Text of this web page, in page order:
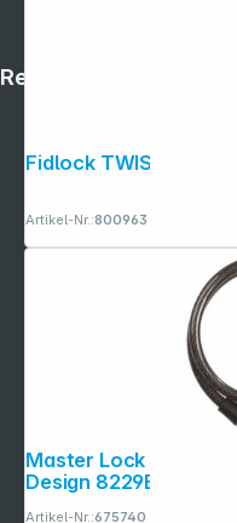
Fidlock TWIST bike
Artikel-Nr.:800963
Master Lock Kabelschloss 12mm
Design 8229EURDPRO
Artikel-Nr.:675740
Rechtliches